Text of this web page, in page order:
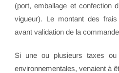
(port, emballage et confection
vigueur). Le montant des
avant validation de la
Si une ou plusieurs taxes ou
environnementales, venaient à